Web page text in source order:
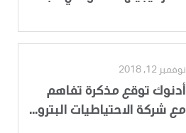
نوفمبر 12, 2018
أدنوك توقع مذكرة تفاهم
مع شركة الاحتياطيات البترو...